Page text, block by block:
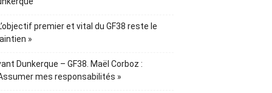
premier et vital du GF38 reste le
»
Dunkerque – GF38. Maël Corboz :
mes responsabilités »